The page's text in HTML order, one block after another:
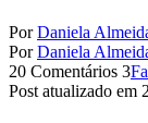
PorDaniela
PorDaniela
20 Comentários 3
Post atualizado em